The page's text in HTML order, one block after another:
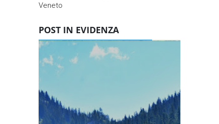
Veneto
POST IN EVIDENZA